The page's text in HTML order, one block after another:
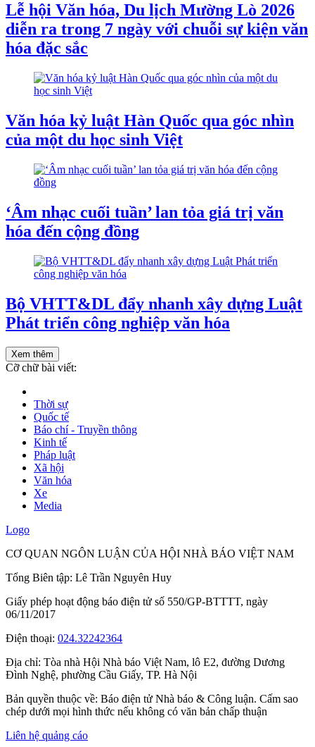
Lễ hội Văn hóa, Du lịch Mường Lò 2026
diễn ra trong 7 ngày với chuỗi sự kiện văn
hóa đặc sắc
Văn hóa kỷ luật Hàn Quốc qua góc nhìn
của một du học sinh Việt
‘Âm nhạc cuối tuần’ lan tỏa giá trị văn
hóa đến cộng đồng
Bộ VHTT&DL đẩy nhanh xây dựng Luật
Phát triển công nghiệp văn hóa
Xem thêm
Cỡ chữ bài viết:
Thời sự
Quốc tế
Báo chí - Truyền thông
Kinh tế
Pháp luật
Xã hội
Văn hóa
Xe
Media
Logo
CƠ QUAN NGÔN LUẬN CỦA HỘI NHÀ BÁO VIỆT NAM
Tổng Biên tập: Lê Trần Nguyên Huy
Giấy phép hoạt động báo điện tử số 550/GP-BTTTT, ngày
06/11/2017
Điện thoại: 024.32242364
Địa chỉ: Tòa nhà Hội Nhà báo Việt Nam, lô E2, đường Dương
Đình Nghệ, phường Cầu Giấy, TP. Hà Nội
Bản quyền thuộc về: Báo điện tử Nhà báo & Công luận. Cấm sao
chép dưới mọi hình thức nếu không có văn bản chấp thuận
Liên hệ quảng cáo